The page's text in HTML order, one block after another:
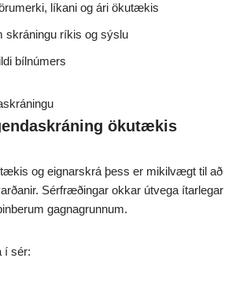
líkani og ári ökutækis
skráningu ríkis og sýslu
bílnúmers
ökutækis
og eignarskrá þess er mikilvægt til að
Sérfræðingar okkar útvega ítarlegar
gagnagrunnum.
í sér: